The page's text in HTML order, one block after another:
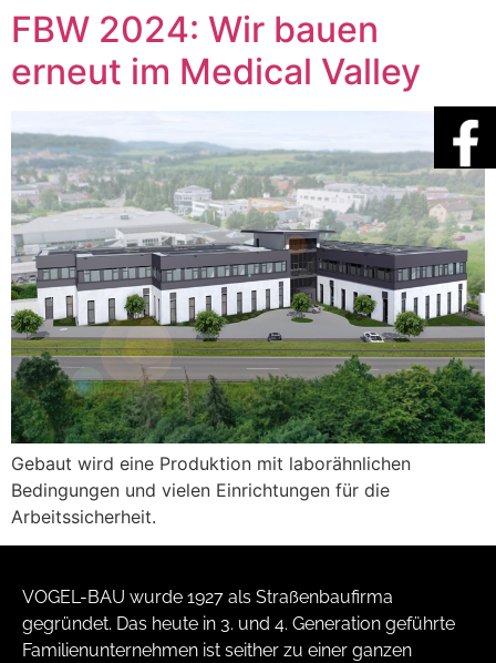
FBW 2024: Wir bauen
erneut im Medical Valley
Gebaut wird eine Produktion mit laborähnlichen
Bedingungen und vielen Einrichtungen für die
Arbeitssicherheit.
VOGEL-BAU wurde 1927 als Straßenbaufirma
gegründet. Das heute in 3. und 4. Generation geführte
Familienunternehmen ist seither zu einer ganzen